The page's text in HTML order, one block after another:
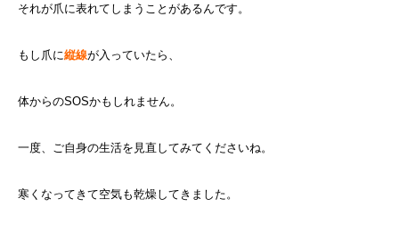
それが爪に表れてしまうことがあるんです。
もし爪に縦線が入っていたら、
体からのSOSかもしれません。
一度、ご自身の生活を見直してみてくださいね。
寒くなってきて空気も乾燥してきました。